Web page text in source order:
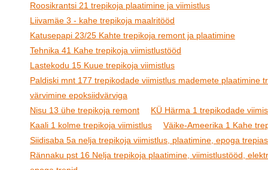
Roosikrantsi 21 trepikoja plaatimine ja viimistlus
Liivamäe 3 - kahe trepikoja maalritööd
Katusepapi 23/25 Kahte trepikoja remont ja plaatimine
Tehnika 41 Kahe trepikoja viimistlustööd
Lastekodu 15 Kuue trepikoja viimistlus
Paldiski mnt 177 trepikodade viimistlus mademete plaatimine
värvimine epoksiidvärviga
Nisu 13 ühe trepikoja remont
KÜ Härma 1 trepikodade
Kaali 1 kolme trepikoja viimistlus
Väike-Ameerika 1 Kahe
Siidisaba 5a nelja trepikoja viimistlus, plaatimine, epoga
Rännaku pst 16 Nelja trepikoja plaatimine, viimistlustööd,